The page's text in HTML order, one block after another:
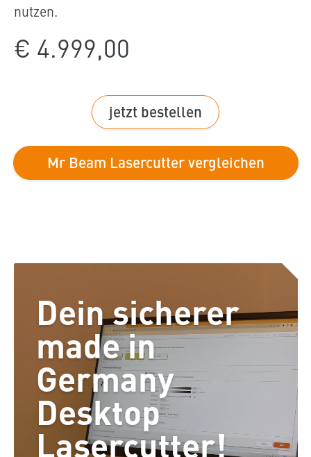
nutzen.
€ 4.999,00
jetzt bestellen
Mr Beam Lasercutter vergleichen
Dein sicherer
made in
Germany
Desktop
Lasercutter!